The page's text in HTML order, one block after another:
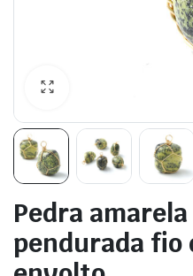
Pedra
pendurada fio